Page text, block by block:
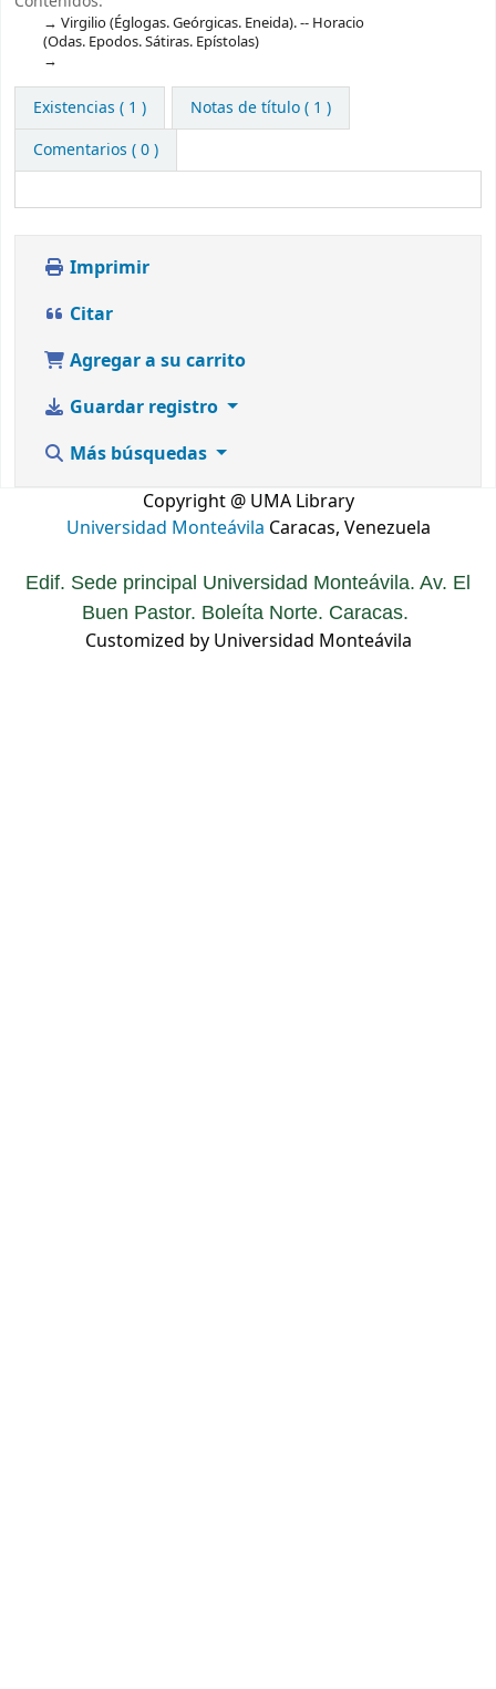
Virgilio (Églogas. Geórgicas. Eneida). -- Horacio
(Odas. Epodos. Sátiras. Epístolas)
Existencias ( 1 )
Notas de título ( 1 )
Comentarios ( 0 )
Imprimir
Citar
Agregar a su carrito
Guardar registro
Más búsquedas
Copyright @ UMA Library
Universidad Monteávila Caracas, Venezuela
Edif. Sede principal Universidad Monteávila. Av. El
Buen Pastor. Boleíta Norte. Caracas.
Customized by Universidad Monteávila